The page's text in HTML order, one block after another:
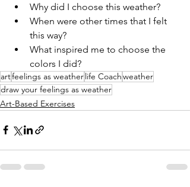
Why did I choose this weather?
When were other times that I felt
this way?
What inspired me to choose the
colors I did?
artfeelings as weatherlife Coachweather
draw your feelings as weather
Art-Based Exercises